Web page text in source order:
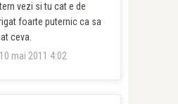
vezi si tu cat e de
foarte puternic ca sa
ceva.
10 mai 2011 4:02